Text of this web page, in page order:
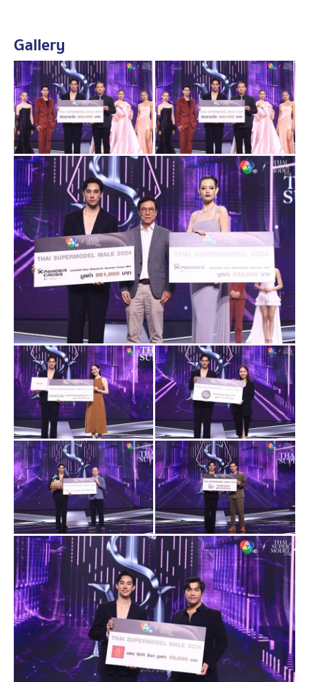
มอบกระเช้าผลิตภัณฑ์ดอกบัวคู่ เครื่องดื่มรังนกสำเร็จรูป
จำนวน 1 ชุด (จากผู้สนับสนุน รังนก ดอกบัวคู่)
- ขอขอบคุณ คุณอนุชิต กฤตาณัฐ Co - Founder &
Director of Saranghair
มอบ Gift Voucher มูลค่า 100,000 บาท (จากผู้สนับสนุน
Sarang Hair)
- ขอขอบคุณ คุณณกรานต์ กระถินทอง Head of Digital
Marketing เครื่องสำอาง CHAT Cosmetics
มอบ Gift Set มูลค่า 50,000 บาท (จากผู้สนับสนุน CHAT
Cosmetics)
- ขอขอบคุณ นายแพทย์ อำนาจ พิศาลจำเริญ ผู้อำนวยการ
โรงพยาบาลบางปะกอก1
มอบแพ็กเกจตรวจสุขภาพจาก โรงพยาบาลบางปะกอก 1
และ Gift Voucher จาก “ตรัยญา” มูลค่ารวม 150,000 บาท
- ขอขอบคุณ คุณเกศมณี เลิศกิจจา ประธานบริษัท
เค.โอ.พี.อินเตอร์เนชั่นแนล จำกัด ผู้ผลิต ผลิตภัณฑ์บำรุงผิวดี
วีเน่
มอบ Gift Set ผลิตภัณฑ์บำรุงผิวดีวีเน่ มูลค่า 10,000 บาท
(จากผู้สนับสนุน ดีวีเน่)
- ขอขอบคุณ คุณอรษา สัจจกุลนุกิจ Chief
Communication Officer บริษัท เอส จีนิกซ์ จำกัด
มอบลำโพง Monster Traveler มูลค่า 11,900 บาท จำนวน
1 รางวัล
ติดตามความเคลื่อนไหวการประกวด THAI SUPERMODEL
2024 ได้ที่ :https://www.ch7.com/tsm2024
การประกวด THAI SUPERMODEL 2024 สนับสนุนโดย
#PanteneThailand
#มิตซูบิชิเอ็กซ์แพนเดอร์เอชอีวี
#BirdyCafe
#ดอกบัวคู่รังนก
#มาม่าอร่อย
#PaoWinWash
Gallery